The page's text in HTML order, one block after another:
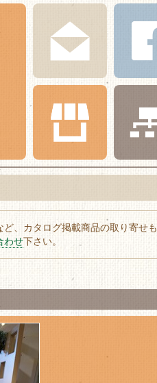
、カタログ掲載商品の取り寄せも
わせ下さい。